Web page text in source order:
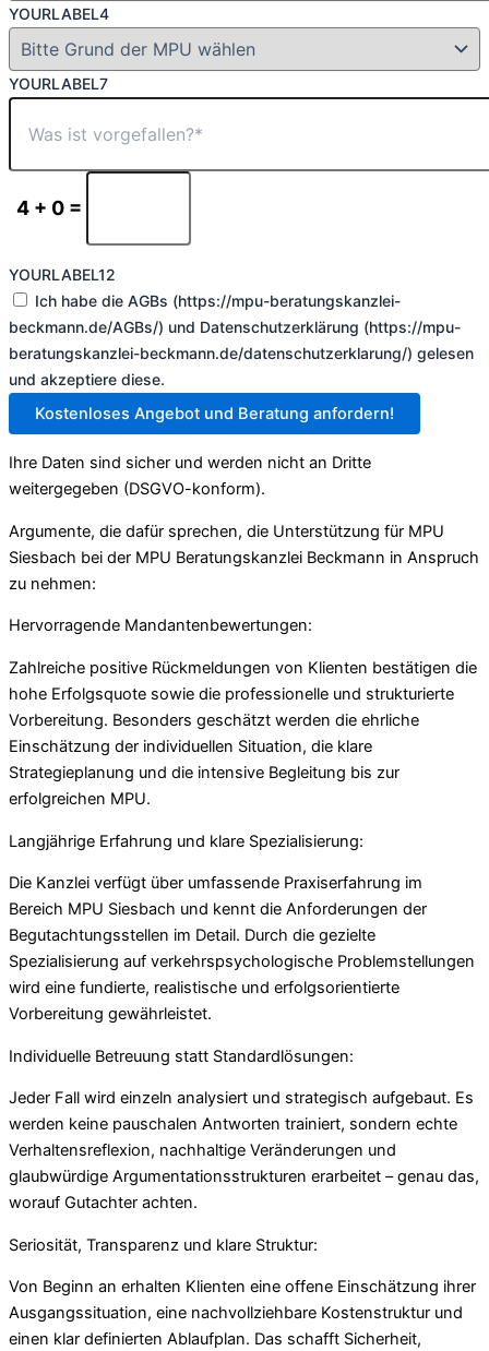
YOURLABEL4
YOURLABEL7
4 + 0 =
YOURLABEL12
Ich habe die AGBs (https://mpu-beratungskanzlei-
beckmann.de/AGBs/) und Datenschutzerklärung (https://mpu-
beratungskanzlei-beckmann.de/datenschutzerklarung/) gelesen
und akzeptiere diese.
Kostenloses Angebot und Beratung anfordern!
Ihre Daten sind sicher und werden nicht an Dritte
weitergegeben (DSGVO-konform).
Argumente, die dafür sprechen, die Unterstützung für MPU
Siesbach bei der MPU Beratungskanzlei Beckmann in Anspruch
zu nehmen:
Hervorragende Mandantenbewertungen:
Zahlreiche positive Rückmeldungen von Klienten bestätigen die
hohe Erfolgsquote sowie die professionelle und strukturierte
Vorbereitung. Besonders geschätzt werden die ehrliche
Einschätzung der individuellen Situation, die klare
Strategieplanung und die intensive Begleitung bis zur
erfolgreichen MPU.
Langjährige Erfahrung und klare Spezialisierung:
Die Kanzlei verfügt über umfassende Praxiserfahrung im
Bereich MPU Siesbach und kennt die Anforderungen der
Begutachtungsstellen im Detail. Durch die gezielte
Spezialisierung auf verkehrspsychologische Problemstellungen
wird eine fundierte, realistische und erfolgsorientierte
Vorbereitung gewährleistet.
Individuelle Betreuung statt Standardlösungen:
Jeder Fall wird einzeln analysiert und strategisch aufgebaut. Es
werden keine pauschalen Antworten trainiert, sondern echte
Verhaltensreflexion, nachhaltige Veränderungen und
glaubwürdige Argumentationsstrukturen erarbeitet – genau das,
worauf Gutachter achten.
Seriosität, Transparenz und klare Struktur:
Von Beginn an erhalten Klienten eine offene Einschätzung ihrer
Ausgangssituation, eine nachvollziehbare Kostenstruktur und
einen klar definierten Ablaufplan. Das schafft Sicherheit,